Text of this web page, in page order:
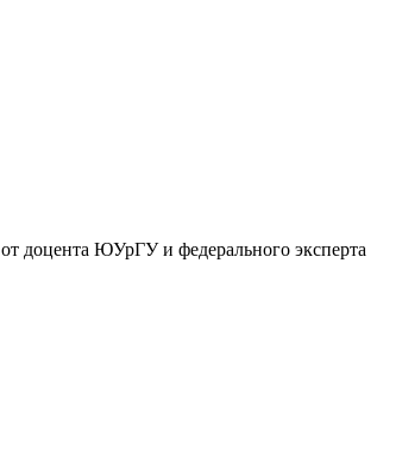
от доцента ЮУрГУ и федерального эксперта